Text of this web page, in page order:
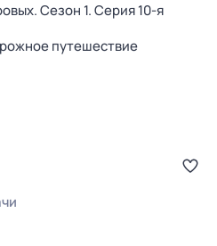
. Сезон 1. Серия 10-я
путешествие